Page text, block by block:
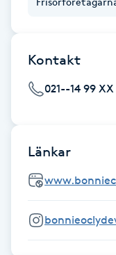
Gua Sha-massage
Headspa
Herrklippning
Kontakt
021--14 99 XX
Länkar